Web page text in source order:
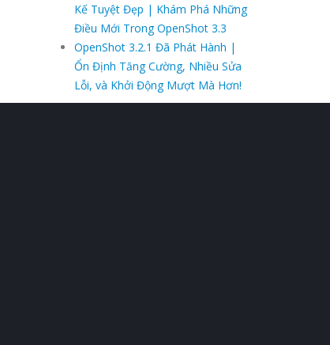
Kế Tuyệt Đẹp | Khám Phá Những
Điều Mới Trong OpenShot 3.3
OpenShot 3.2.1 Đã Phát Hành |
Ổn Định Tăng Cường, Nhiều Sửa
Lỗi, và Khởi Động Mượt Mà Hơn!